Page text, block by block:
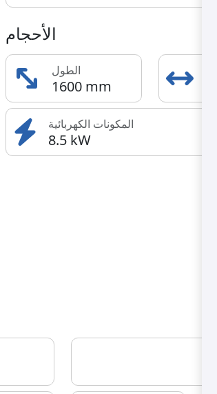
الأحجام
الطول
1600 mm
المكونات الكهربائية
8.5 kW